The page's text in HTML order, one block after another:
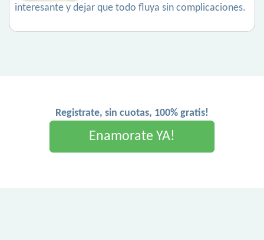
interesante y dejar que todo fluya sin complicaciones.
Registrate, sin cuotas, 100% gratis!
Enamorate YA!